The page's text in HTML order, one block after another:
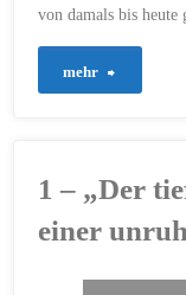
von damals bis heute
mehr
1 – „Der
einer